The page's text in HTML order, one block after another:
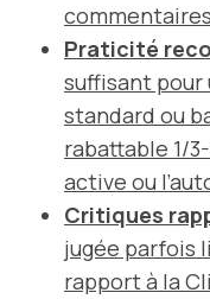
Praticité
suffisant pour
standard ou
rabattable 1/
active ou
Critiques
jugée parfois
rapport à la